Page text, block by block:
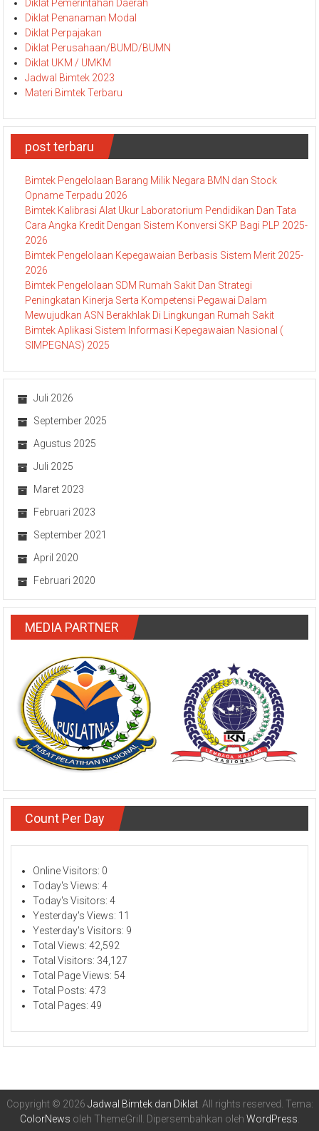
Diklat Pemerintahan Daerah
Diklat Penanaman Modal
Diklat Perpajakan
Diklat Perusahaan/BUMD/BUMN
Diklat UKM / UMKM
Jadwal Bimtek 2023
Materi Bimtek Terbaru
post terbaru
Bimtek Pengelolaan Barang Milik Negara BMN dan Stock
Opname Terpadu 2026
Bimtek Kalibrasi Alat Ukur Laboratorium Pendidikan Dan Tata
Cara Angka Kredit Dengan Sistem Konversi SKP Bagi PLP 2025-
2026
Bimtek Pengelolaan Kepegawaian Berbasis Sistem Merit 2025-
2026
Bimtek Pengelolaan SDM Rumah Sakit Dan Strategi
Peningkatan Kinerja Serta Kompetensi Pegawai Dalam
Mewujudkan ASN Berakhlak Di Lingkungan Rumah Sakit
Bimtek Aplikasi Sistem Informasi Kepegawaian Nasional (
SIMPEGNAS) 2025
Juli 2026
September 2025
Agustus 2025
Juli 2025
Maret 2023
Februari 2023
September 2021
April 2020
Februari 2020
MEDIA PARTNER
Count Per Day
Online Visitors: 0
Today's Views:4
Today's Visitors:4
Yesterday's Views: 11
Yesterday's Visitors: 9
Total Views:42,592
Total Visitors: 34,127
Total Page Views: 54
Total Posts:473
Total Pages:49
Copyright © 2026 Jadwal Bimtek dan Diklat. All rights reserved. Tema:
ColorNews oleh ThemeGrill. Dipersembahkan oleh WordPress.